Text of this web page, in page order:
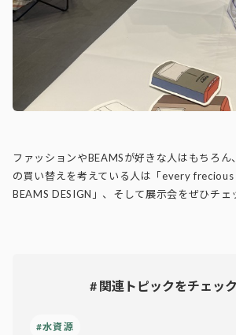
ファッションやBEAMSが好きな人はもちろん
の買い替えを考えている人は「every
BEAMS DESIGN」、そして展示会をぜひチェ
# 関連トピックをチェッ
#水資源